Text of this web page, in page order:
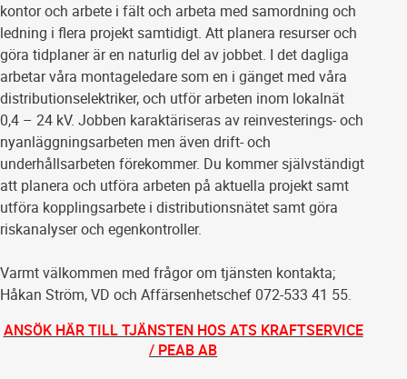
kontor och arbete i fält och arbeta med samordning och
ledning i flera projekt samtidigt. Att planera resurser och
göra tidplaner är en naturlig del av jobbet. I det dagliga
arbetar våra montageledare som en i gänget med våra
distributionselektriker, och utför arbeten inom lokalnät
0,4 – 24 kV. Jobben karaktäriseras av reinvesterings- och
nyanläggningsarbeten men även drift- och
underhållsarbeten förekommer. Du kommer självständigt
att planera och utföra arbeten på aktuella projekt samt
utföra kopplingsarbete i distributionsnätet samt göra
riskanalyser och egenkontroller.
Varmt välkommen med frågor om tjänsten kontakta;
Håkan Ström, VD och Affärsenhetschef 072-533 41 55.
ANSÖK HÄR TILL TJÄNSTEN HOS ATS KRAFTSERVICE
/ PEAB AB